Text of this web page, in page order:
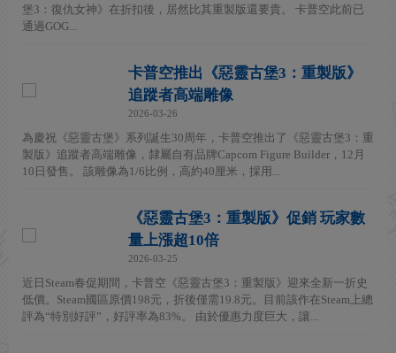
堡3：復仇女神》在折扣後，居然比其重製版還要貴。 卡普空此前已
通過GOG...
卡普空推出《惡靈古堡3：重製版》
追蹤者高端雕像
2026-03-26
為慶祝《惡靈古堡》系列誕生30周年，卡普空推出了《惡靈古堡3：重
製版》追蹤者高端雕像，隸屬自有品牌Capcom Figure Builder，12月
10日發售。 該雕像為1/6比例，高約40厘米，採用...
《惡靈古堡3：重製版》促銷 玩家數
量上漲超10倍
2026-03-25
近日Steam春促期間，卡普空《惡靈古堡3：重製版》迎來全新一折史
低價。Steam國區原價198元，折後僅需19.8元。目前該作在Steam上總
評為“特別好評”，好評率為83%。 由於優惠力度巨大，讓...